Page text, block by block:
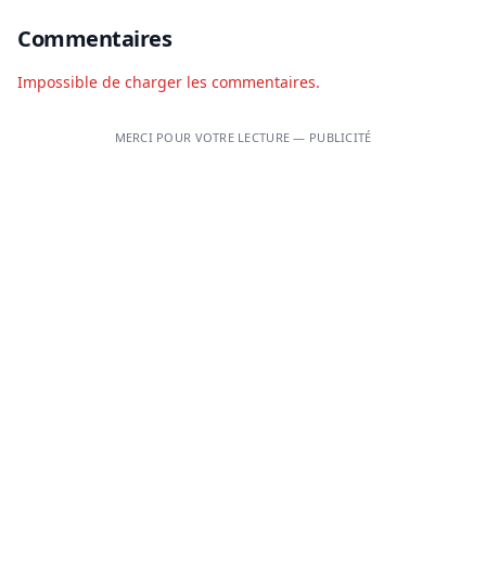
Commentaires
Impossible de charger les commentaires.
MERCI POUR VOTRE LECTURE — PUBLICITÉ